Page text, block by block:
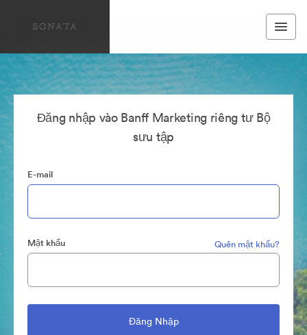
Đăng nhập vào Banff Marketing riêng tư Bộ
sưu tập
E-mail
Mật khẩu Quên mật khẩu?